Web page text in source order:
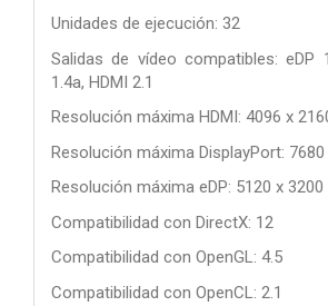
Unidades de ejecución: 32
Salidas de vídeo compatibles: eDP
1.4a, HDMI 2.1
Resolución máxima HDMI: 4096 x
Resolución máxima DisplayPort:
Resolución máxima eDP: 5120 x 3200
Compatibilidad con DirectX: 12
Compatibilidad con OpenGL: 4.5
Compatibilidad con OpenCL: 2.1